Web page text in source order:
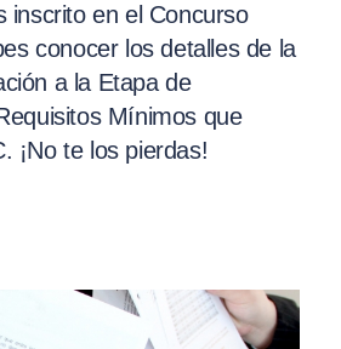
inscrito en el Concurso
conocer los detalles de la
a la Etapa de
Mínimos que
¡No te los pierdas!